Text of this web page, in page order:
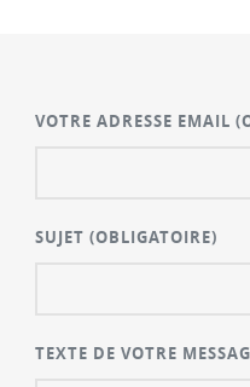
VOTRE ADRESSE EMAIL
SUJET(OBLIGATOIRE)
TEXTE DE VOTRE